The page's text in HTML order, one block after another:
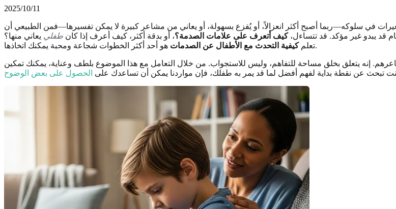
2025/10/11
في سلوكه—ربما أصبح أكثر انعزالاً، أو يُفزع بسهولة، أو يعاني من مشاعر كبيرة لا يمكن تفسيرها—فمن الطبيعي أن
قد يبدو غير مؤكد. قد تتساءل،كيف أتعرف على علامات الصدمة؟، أو بدقة أكثر، كيف أعرف إذا كان طفلي يعاني منها؟
تعلمكيفية التحدث مع الأطفال عن الصدمات هو أحد أكثر الخطوات شجاعة ومحبة يمكنك اتخاذها.
إنه يتعلق بخلق مساحة للتفاهم، وليس للاستجواب. من خلال التعامل مع هذا الموضوع بلطف وعناية، يمكنك تمكين
تبحث عن نقطة بداية لفهم أفضل لما قد يمر به طفلك، فإن مواردنا يمكن أن تساعدك على الحصول على بعض الوضوح